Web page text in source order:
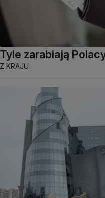
Tyle zarabiają
Z KRAJU